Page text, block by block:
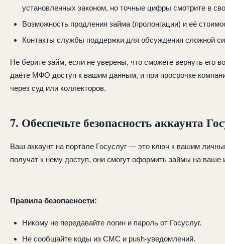
установленных законом, но точные цифры смотрите в
Возможность продления займа (пролонгации) и её
Контакты службы поддержки для обсуждения сложной
Не берите займ, если не уверены, что сможете вернуть его
даёте МФО доступ к вашим данным, и при просрочке
через суд или коллекторов.
7. Обеспечьте безопасность аккаунта
Ваш аккаунт на портале Госуслуг — это ключ к вашим
получат к нему доступ, они смогут оформить займы на ваше
Правила безопасности:
Никому не передавайте логин и пароль от Госуслуг.
Не сообщайте коды из СМС и push-уведомлений.